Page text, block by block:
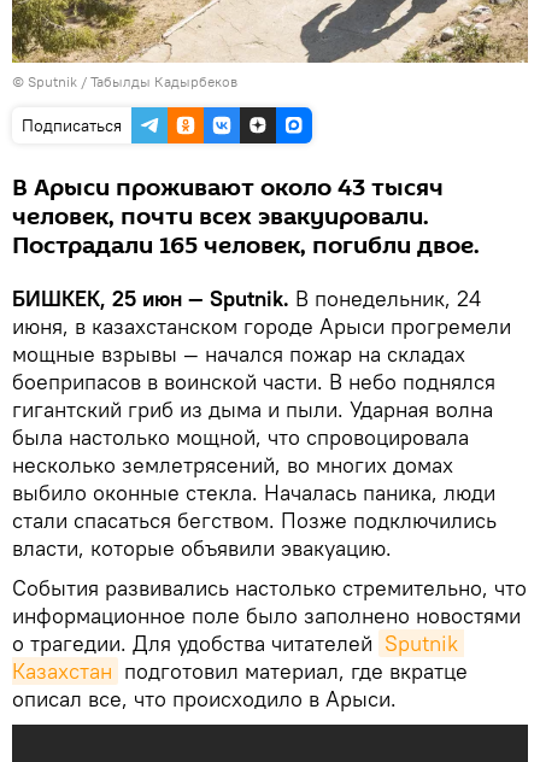
© Sputnik / Табылды Кадырбеков
Подписаться
В Арыси проживают около 43 тысяч
человек, почти всех эвакуировали.
Пострадали 165 человек, погибли двое.
БИШКЕК, 25 июн — Sputnik. В понедельник, 24
июня, в казахстанском городе Арыси прогремели
мощные взрывы — начался пожар на складах
боеприпасов в воинской части. В небо поднялся
гигантский гриб из дыма и пыли. Ударная волна
была настолько мощной, что спровоцировала
несколько землетрясений, во многих домах
выбило оконные стекла. Началась паника, люди
стали спасаться бегством. Позже подключились
власти, которые объявили эвакуацию.
События развивались настолько стремительно, что
информационное поле было заполнено новостями
о трагедии. Для удобства читателей Sputnik
Казахстан подготовил материал, где вкратце
описал все, что происходило в Арыси.